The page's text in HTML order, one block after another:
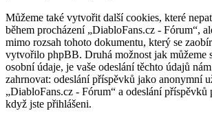
Můžeme také vytvořit další cookies, které
během procházení „DiabloFans.cz - Fórum“,
mimo rozsah tohoto dokumentu, který se
vytvořilo phpBB. Druhá možnost jak můžeme
osobní údaje, je vaše odeslání těchto údajů
zahrnovat: odeslání příspěvků jako anonymní
„DiabloFans.cz - Fórum“ a odeslání příspěvků
když jste přihlášeni.